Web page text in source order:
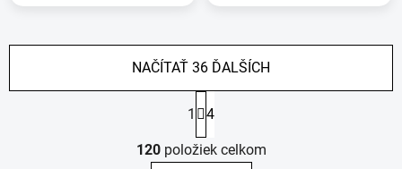
O
v
NAČÍTAŤ 36 ĎALŠÍCH
S
t
r
á
1 4
120položiek celkom